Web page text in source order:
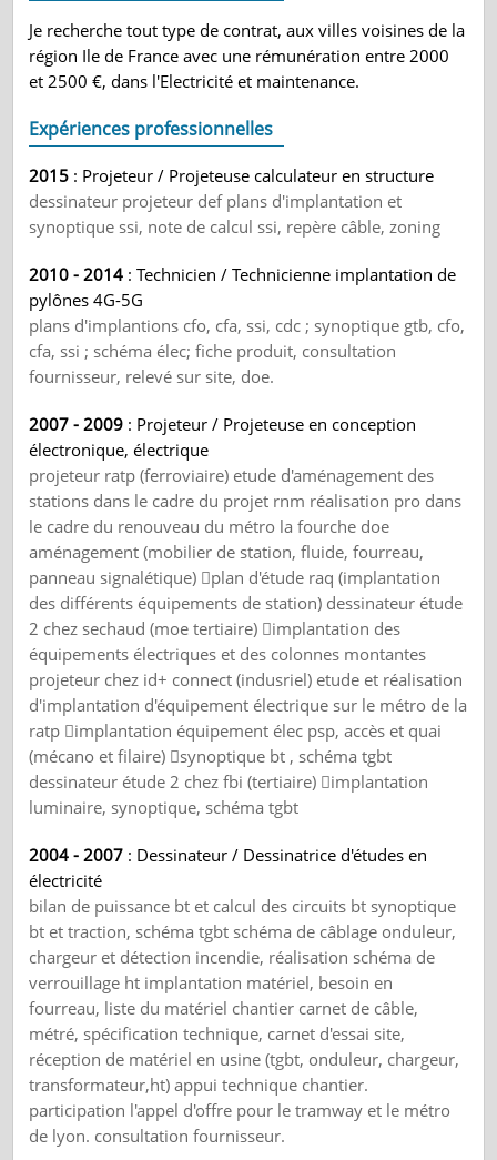
Je recherche tout type de contrat, aux villes voisines de la
région Ile de France avec une rémunération entre 2000
et 2500 €, dans l'Electricité et maintenance.
Expériences professionnelles
2015 : Projeteur / Projeteuse calculateur en structure
dessinateur projeteur def plans d'implantation et
synoptique ssi, note de calcul ssi, repère câble, zoning
2010 - 2014 : Technicien / Technicienne implantation de
pylônes 4G-5G
plans d'implantions cfo, cfa, ssi, cdc ; synoptique gtb, cfo,
cfa, ssi ; schéma élec; fiche produit, consultation
fournisseur, relevé sur site, doe.
2007 - 2009 : Projeteur / Projeteuse en conception
électronique, électrique
projeteur ratp (ferroviaire) etude d'aménagement des
stations dans le cadre du projet rnm réalisation pro dans
le cadre du renouveau du métro la fourche doe
aménagement (mobilier de station, fluide, fourreau,
panneau signalétique) plan d'étude raq (implantation
des différents équipements de station) dessinateur étude
2 chez sechaud (moe tertiaire) implantation des
équipements électriques et des colonnes montantes
projeteur chez id+ connect (indusriel) etude et réalisation
d'implantation d'équipement électrique sur le métro de la
ratp implantation équipement élec psp, accès et quai
(mécano et filaire) synoptique bt , schéma tgbt
dessinateur étude 2 chez fbi (tertiaire) implantation
luminaire, synoptique, schéma tgbt
2004 - 2007 : Dessinateur / Dessinatrice d'études en
électricité
bilan de puissance bt et calcul des circuits bt synoptique
bt et traction, schéma tgbt schéma de câblage onduleur,
chargeur et détection incendie, réalisation schéma de
verrouillage ht implantation matériel, besoin en
fourreau, liste du matériel chantier carnet de câble,
métré, spécification technique, carnet d'essai site,
réception de matériel en usine (tgbt, onduleur, chargeur,
transformateur,ht) appui technique chantier.
participation l'appel d'offre pour le tramway et le métro
de lyon. consultation fournisseur.